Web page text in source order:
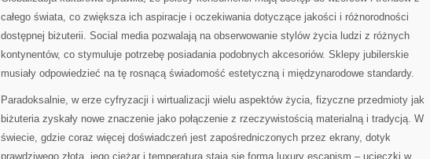
całego świata, co zwiększa ich aspiracje i oczekiwania dotyczące jakości i różnorodności
dostępnej biżuterii. Social media pozwalają na obserwowanie stylów życia ludzi z różnych
kontynentów, co stymuluje potrzebę posiadania podobnych akcesoriów. Sklepy jubilerskie
musiały odpowiedzieć na tę rosnącą świadomość estetyczną i międzynarodowe standardy.
Paradoksalnie, w erze cyfryzacji i wirtualizacji wielu aspektów życia, fizyczne przedmioty jak
biżuteria zyskały nowe znaczenie jako połączenie z rzeczywistością materialną i tradycją. W
świecie, gdzie coraz więcej doświadczeń jest zapośredniczonych przez ekrany, dotyk
prawdziwego złota, jego ciężar i temperatura stają się formą luxury escapism – ucieczki w